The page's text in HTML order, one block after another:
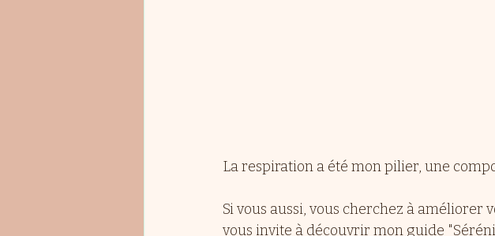
La respiration a été mon pilier, une
Si vous aussi, vous cherchez à
vous invite à découvrir mon guide